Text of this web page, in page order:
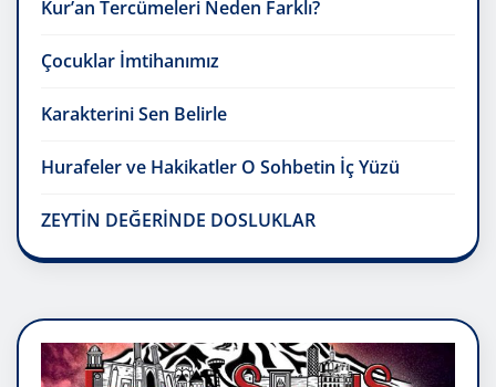
Kur’an Tercümeleri Neden Farklı?
Çocuklar İmtihanımız
Karakterini Sen Belirle
Hurafeler ve Hakikatler O Sohbetin İç Yüzü
ZEYTİN DEĞERİNDE DOSLUKLAR